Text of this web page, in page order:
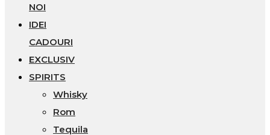
NOI
IDEI
CADOURI
EXCLUSIV
SPIRITS
Whisky
Rom
Tequila